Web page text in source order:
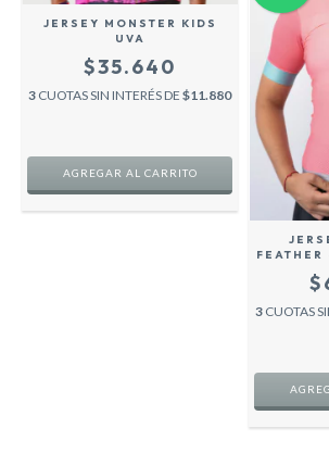
JERSEY MONSTER KIDS
UVA
$35.640
3 CUOTAS SIN INTERÉS DE $11.880
AGREGAR AL CARRITO
3 CUOTAS